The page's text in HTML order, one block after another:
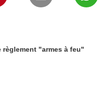
"armes à feu"